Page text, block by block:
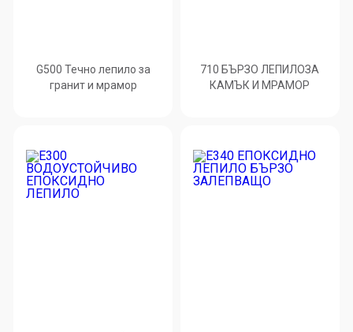
G500 Течно лепило за
гранит и мрамор
710 БЪРЗО ЛЕПИЛОЗА
КАМЪК И МРАМОP